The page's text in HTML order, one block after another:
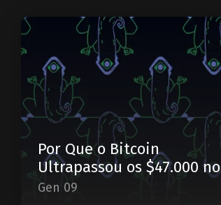
Por Que o Bitcoin
Ultrapassou os $47.000 no
Início de Janeiro?
Gen 09